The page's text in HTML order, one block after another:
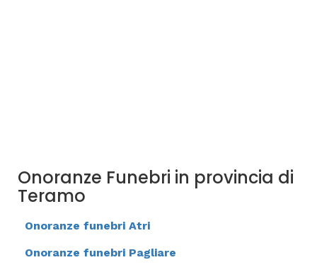
Onoranze Funebri in provincia di
Teramo
Onoranze funebri Atri
Onoranze funebri Pagliare